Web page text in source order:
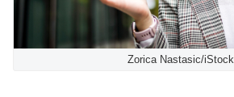
Zorica Nastasic/iStock